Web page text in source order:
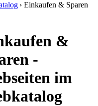
› Einkaufen & Sparen
&
-
im